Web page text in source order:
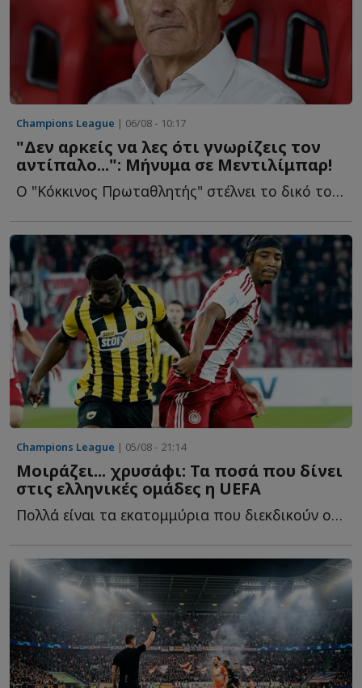
Champions League | 06/08 - 10:17
"Δεν αρκείς να λες ότι γνωρίζεις τον
αντίπαλο...": Μήνυμα σε Μεντιλίμπαρ!
Ο "Κόκκινος Πρωταθλητής" στέλνει το δικό του μήνυμα σ...
Champions League | 05/08 - 21:14
Μοιράζει... χρυσάφι: Τα ποσά που δίνει
στις ελληνικές ομάδες η UEFA
Πολλά είναι τα εκατομμύρια που διεκδικούν οι ελληνικές ο...